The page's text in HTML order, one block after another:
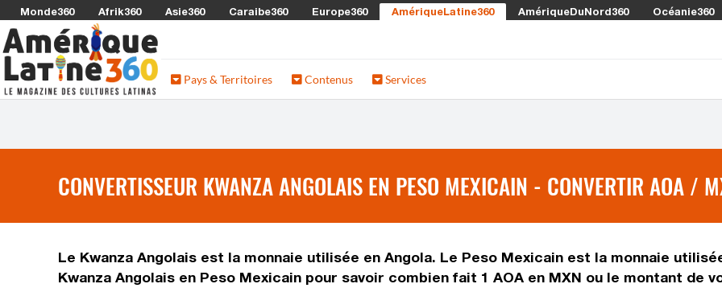
Monde360 Afrik360 Asie360 Caraibe360 Europe360 AmériqueLatine360 AmériqueDuNord360 Océanie360
Pays & Territoires Contenus Services
CONVERTISSEUR KWANZA ANGOLAIS EN PESO MEXICAIN - CONVERTIR AOA /
Le Kwanza Angolais est la monnaie utilisée en Angola. Le Peso Mexicain est la monnaie
Kwanza Angolais en Peso Mexicain pour savoir combien fait 1 AOA en MXN ou le montant de